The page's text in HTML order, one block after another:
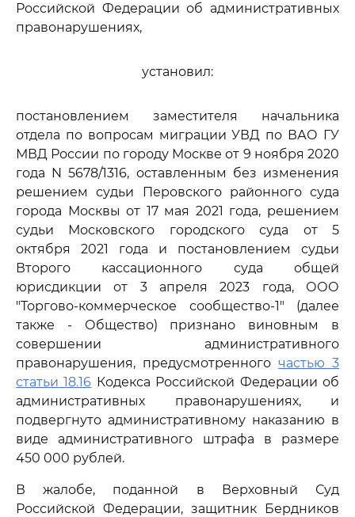
Российской Федерации об административных
правонарушениях,
установил:
постановлением заместителя начальника
отдела по вопросам миграции УВД по ВАО ГУ
МВД России по городу Москве от 9 ноября 2020
года N 5678/1316, оставленным без изменения
решением судьи Перовского районного суда
города Москвы от 17 мая 2021 года, решением
судьи Московского городского суда от 5
октября 2021 года и постановлением судьи
Второго кассационного суда общей
юрисдикции от 3 апреля 2023 года, ООО
"Торгово-коммерческое сообщество-1" (далее
также - Общество) признано виновным в
совершении административного
правонарушения, предусмотренного частью 3
статьи 18.16 Кодекса Российской Федерации об
административных правонарушениях, и
подвергнуто административному наказанию в
виде административного штрафа в размере
450 000 рублей.
В жалобе, поданной в Верховный Суд
Российской Федерации, защитник Бердников